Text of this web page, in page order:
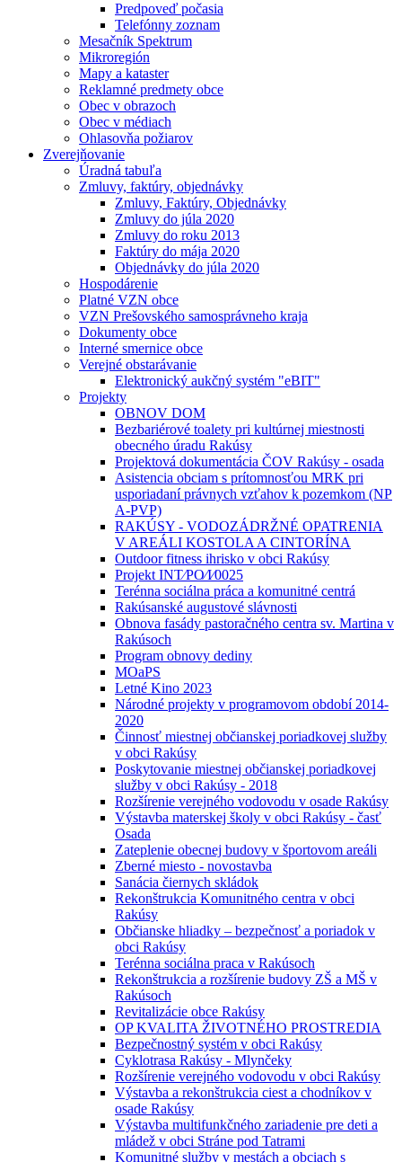
Predpoveď počasia
Telefónny zoznam
Mesačník Spektrum
Mikroregión
Mapy a kataster
Reklamné predmety obce
Obec v obrazoch
Obec v médiach
Ohlasovňa požiarov
Zverejňovanie
Úradná tabuľa
Zmluvy, faktúry, objednávky
Zmluvy, Faktúry, Objednávky
Zmluvy do júla 2020
Zmluvy do roku 2013
Faktúry do mája 2020
Objednávky do júla 2020
Hospodárenie
Platné VZN obce
VZN Prešovského samosprávneho kraja
Dokumenty obce
Interné smernice obce
Verejné obstarávanie
Elektronický aukčný systém "eBIT"
Projekty
OBNOV DOM
Bezbariérové toalety pri kultúrnej miestnosti
obecného úradu Rakúsy
Projektová dokumentácia ČOV Rakúsy - osada
Asistencia obciam s prítomnosťou MRK pri
usporiadaní právnych vzťahov k pozemkom (NP
A-PVP)
RAKÚSY - VODOZÁDRŽNÉ OPATRENIA
V AREÁLI KOSTOLA A CINTORÍNA
Outdoor fitness ihrisko v obci Rakúsy
Projekt INT⁄PO⁄I⁄0025
Terénna sociálna práca a komunitné centrá
Rakúsanské augustové slávnosti
Obnova fasády pastoračného centra sv. Martina v
Rakúsoch
Program obnovy dediny
MOaPS
Letné Kino 2023
Národné projekty v programovom období 2014-
2020
Činnosť miestnej občianskej poriadkovej služby
v obci Rakúsy
Poskytovanie miestnej občianskej poriadkovej
služby v obci Rakúsy - 2018
Rozšírenie verejného vodovodu v osade Rakúsy
Výstavba materskej školy v obci Rakúsy - časť
Osada
Zateplenie obecnej budovy v športovom areáli
Zberné miesto - novostavba
Sanácia čiernych skládok
Rekonštrukcia Komunitného centra v obci
Rakúsy
Občianske hliadky – bezpečnosť a poriadok v
obci Rakúsy
Terénna sociálna praca v Rakúsoch
Rekonštrukcia a rozšírenie budovy ZŠ a MŠ v
Rakúsoch
Revitalizácie obce Rakúsy
OP KVALITA ŽIVOTNÉHO PROSTREDIA
Bezpečnostný systém v obci Rakúsy
Cyklotrasa Rakúsy - Mlynčeky
Rozšírenie verejného vodovodu v obci Rakúsy
Výstavba a rekonštrukcia ciest a chodníkov v
osade Rakúsy
Výstavba multifunkčného zariadenie pre deti a
mládež v obci Stráne pod Tatrami
Komunitné služby v mestách a obciach s